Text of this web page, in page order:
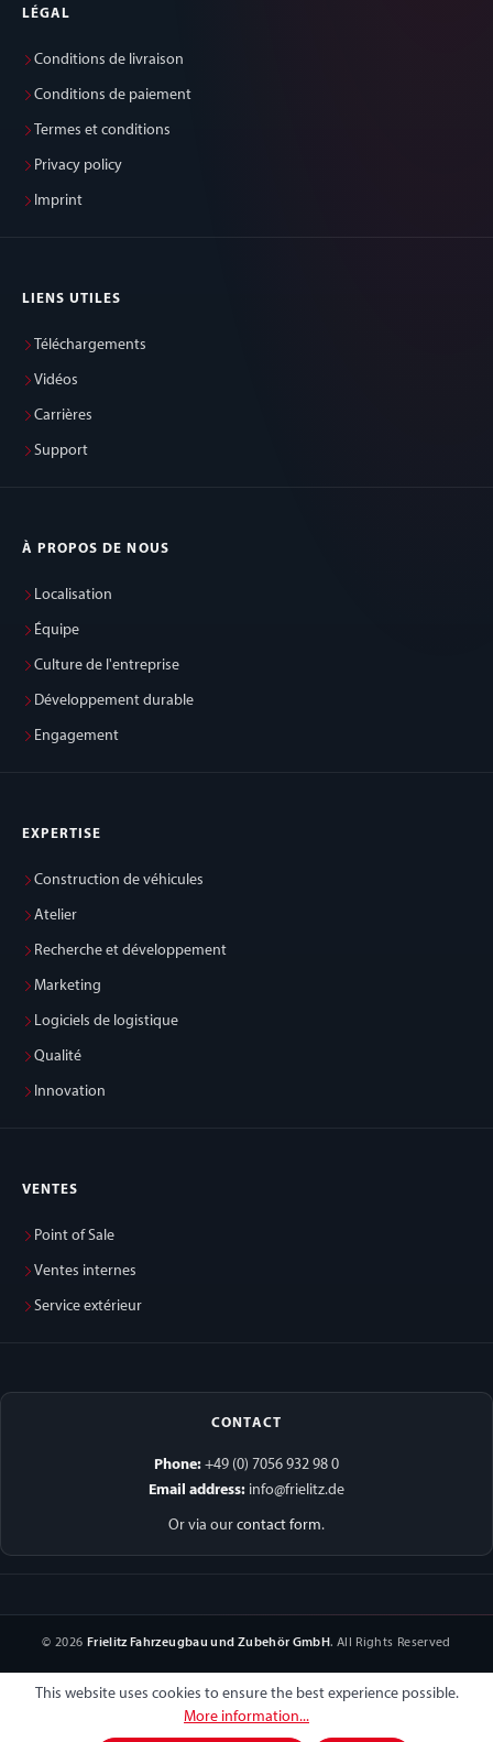
LÉGAL
Conditions de livraison
Conditions de paiement
Termes et conditions
Privacy policy
Imprint
LIENS UTILES
Téléchargements
Vidéos
Carrières
Support
À PROPOS DE NOUS
Localisation
Équipe
Culture de l'entreprise
Développement durable
Engagement
EXPERTISE
Construction de véhicules
Atelier
Recherche et développement
Marketing
Logiciels de logistique
Qualité
Innovation
VENTES
Point of Sale
Ventes internes
Service extérieur
CONTACT
Phone: +49 (0) 7056 932 98 0
Email address: info@frielitz.de
Or via our contact form.
© 2026 Frielitz Fahrzeugbau und Zubehör GmbH. All Rights Reserved
This website uses cookies to ensure the best experience possible.
More information...